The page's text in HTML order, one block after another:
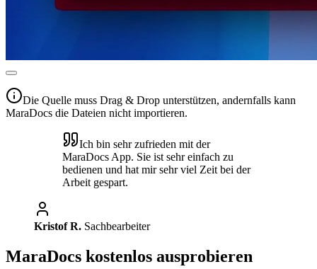
Die Quelle muss Drag & Drop unterstützen, andernfalls kann
MaraDocs die Dateien nicht importieren.
Ich bin sehr zufrieden mit der
MaraDocs App. Sie ist sehr einfach zu
bedienen und hat mir sehr viel Zeit bei der
Arbeit gespart.
Kristof R. Sachbearbeiter
MaraDocs kostenlos ausprobieren